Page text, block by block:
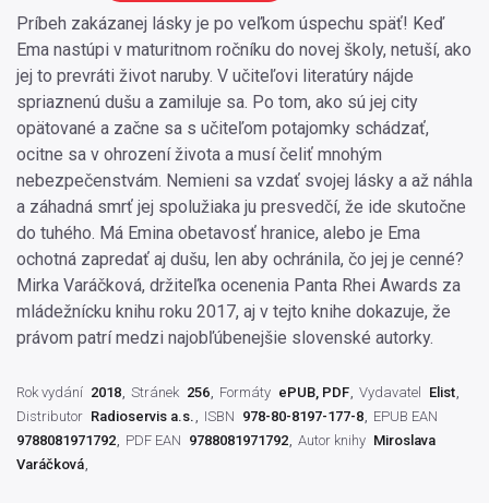
Príbeh zakázanej lásky je po veľkom úspechu späť! Keď
Ema nastúpi v maturitnom ročníku do novej školy, netuší, ako
jej to prevráti život naruby. V učiteľovi literatúry nájde
spriaznenú dušu a zamiluje sa. Po tom, ako sú jej city
opätované a začne sa s učiteľom potajomky schádzať,
ocitne sa v ohrození života a musí čeliť mnohým
nebezpečenstvám. Nemieni sa vzdať svojej lásky a až náhla
a záhadná smrť jej spolužiaka ju presvedčí, že ide skutočne
do tuhého. Má Emina obetavosť hranice, alebo je Ema
ochotná zapredať aj dušu, len aby ochránila, čo jej je cenné?
Mirka Varáčková, držiteľka ocenenia Panta Rhei Awards za
mládežnícku knihu roku 2017, aj v tejto knihe dokazuje, že
právom patrí medzi najobľúbenejšie slovenské autorky.
Rok vydání 2018 Stránek 256 Formáty ePUB, PDF Vydavatel Elist
Distributor Radioservis a.s. ISBN 978-80-8197-177-8
EPUB EAN
9788081971792
PDF EAN 9788081971792 Autor knihy Miroslava
Varáčková